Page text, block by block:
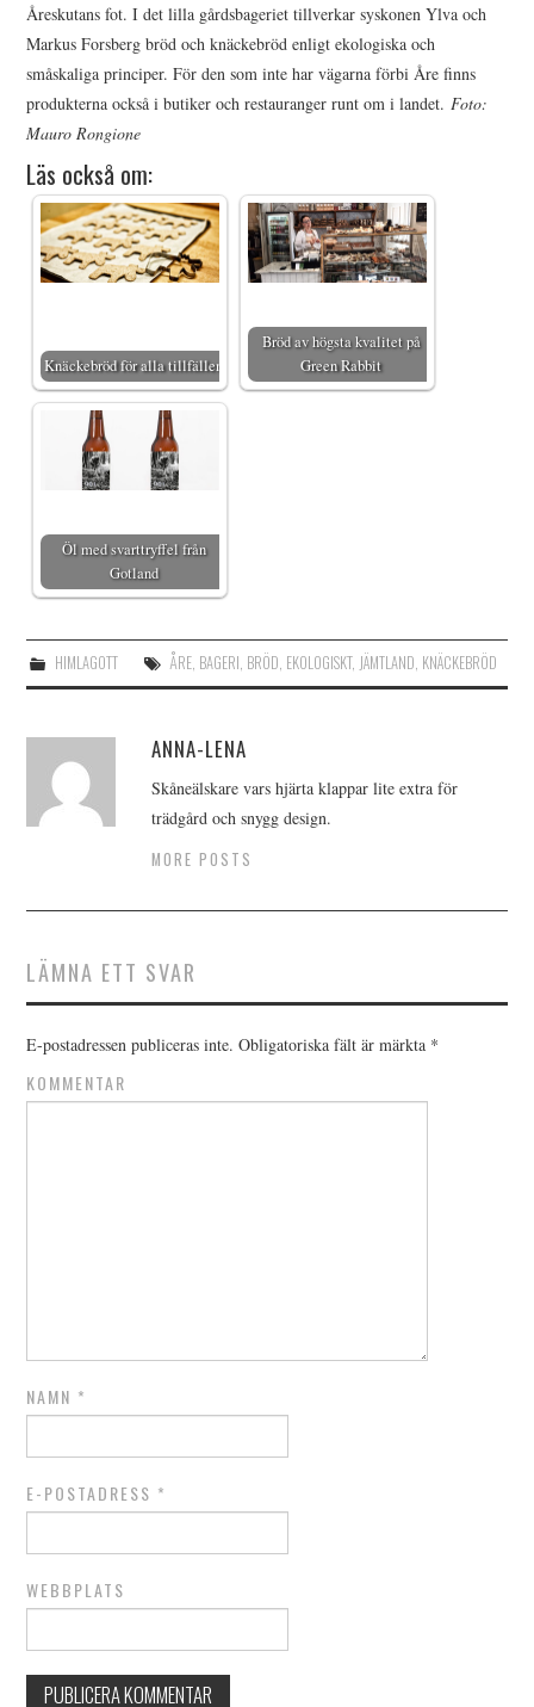
Åreskutans fot. I det lilla gårdsbageriet tillverkar syskonen Ylva och
Markus Forsberg bröd och knäckebröd enligt ekologiska och
småskaliga principer. För den som inte har vägarna förbi Åre finns
produkterna också i butiker och restauranger runt om i landet. Foto:
Mauro Rongione
Läs också om:
Knäckebröd för alla tillfällen
Bröd av högsta kvalitet på
Green Rabbit
Öl med svarttryffel från
Gotland
HIMLAGOTT ÅRE, BAGERI BRÖD EKOLOGISKT, JÄMTLAND KNÄCKEBRÖD
ANNA-LENA
Skåneälskare vars hjärta klappar lite extra för
trädgård och snygg design.
MORE POSTS
LÄMNA ETT SVAR
E-postadressen publiceras inte. Obligatoriska fält är märkta *
KOMMENTAR
NAMN *
E-POSTADRESS *
WEBBPLATS